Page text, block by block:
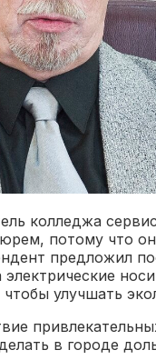
колледжа
потому что
предложил
улучшать
в городе